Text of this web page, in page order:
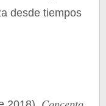
desde tiempos